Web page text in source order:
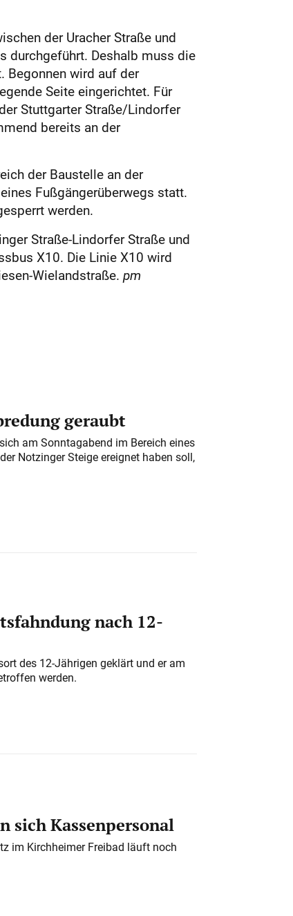
der Uracher Straße und
durchgeführt. Deshalb muss die
Begonnen wird auf der
Seite eingerichtet. Für
Stuttgarter Straße/Lindorfer
bereits an der
der Baustelle an der
Fußgängerüberwegs statt.
werden.
Straße-Lindorfer Straße und
X10. Die Linie X10 wird
Wielandstraße. pm
geraubt
am Sonntagabend im Bereich eines
Notzinger Steige ereignet haben soll,
nach 12-
des 12-Jährigen geklärt und er am
werden.
sich Kassenpersonal
im Kirchheimer Freibad läuft noch